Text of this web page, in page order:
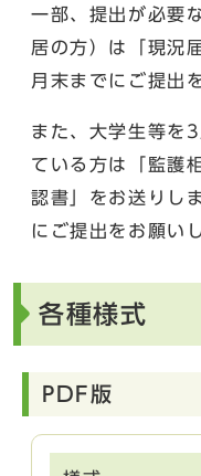
一部、提出が必要
居の方）は「現況
月末までにご提出
また、大学生等を
ている方は「監護
認書」をお送りし
にご提出をお願い
各種様式
PDF版